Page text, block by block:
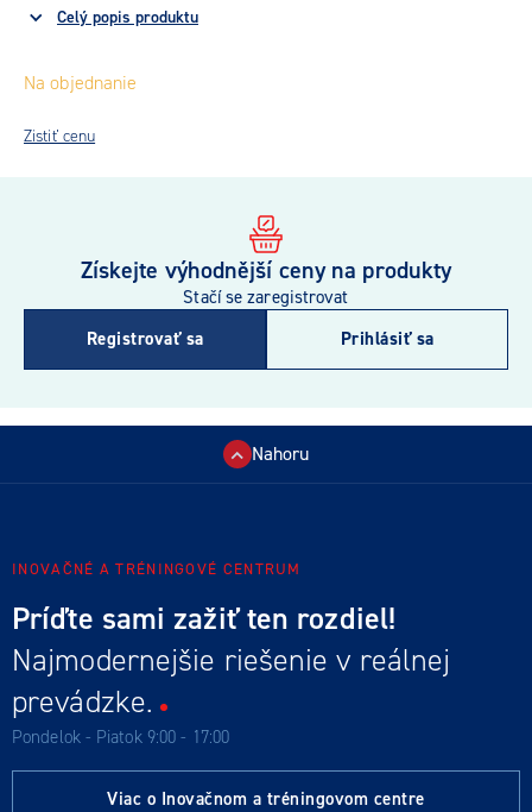
vlastnostmi. Ve spojení s barvami Ceramill Liquid New Formula
vzorníku. Indikace: plně anatomické korunky, plně anatomické
a šroubované konstrukce na Ti bázích.
Celý popis produktu
Na objednanie
Zistiť cenu
Získejte výhodnější ceny na produkty
Stačí se zaregistrovat
Registrovať sa
Prihlásiť sa
Nahoru
INOVAČNÉ A TRÉNINGOVÉ CENTRUM
Príďte sami zažiť ten rozdiel!
Najmodernejšie riešenie v reálnej
prevádzke.
Pondelok - Piatok 9:00 - 17:00
Viac o Inovačnom a tréningovom centre